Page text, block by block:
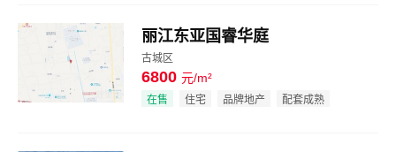
效果图
丽江东亚国睿华庭
古城区
6800 元/m²
在售 住宅 品牌地产 配套成熟